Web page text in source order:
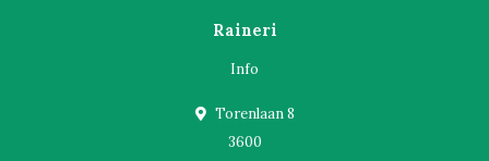
Raineri
Info
Torenlaan 8
3600